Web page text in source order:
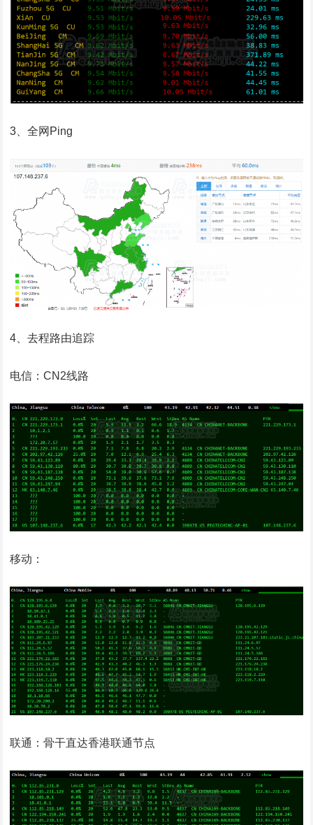
3、全网Ping
4、去程路由追踪
电信：CN2线路
移动：
联通：骨干直达香港联通节点